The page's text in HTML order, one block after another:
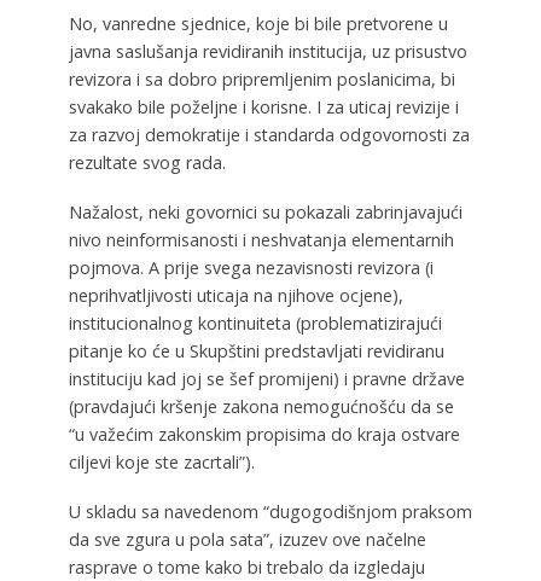
No, vanredne sjednice, koje bi bile pretvorene u
javna saslušanja revidiranih institucija, uz prisustvo
revizora i sa dobro pripremljenim poslanicima, bi
svakako bile poželjne i korisne. I za uticaj revizije i
za razvoj demokratije i standarda odgovornosti za
rezultate svog rada.
Nažalost, neki govornici su pokazali zabrinjavajući
nivo neinformisanosti i neshvatanja elementarnih
pojmova. A prije svega nezavisnosti revizora (i
neprihvatljivosti uticaja na njihove ocjene),
institucionalnog kontinuiteta (problematizirajući
pitanje ko će u Skupštini predstavljati revidiranu
instituciju kad joj se šef promijeni) i pravne države
(pravdajući kršenje zakona nemogućnošću da se
“u važećim zakonskim propisima do kraja ostvare
ciljevi koje ste zacrtali”).
U skladu sa navedenom “dugogodišnjom praksom
da sve zgura u pola sata”, izuzev ove načelne
rasprave o tome kako bi trebalo da izgledaju